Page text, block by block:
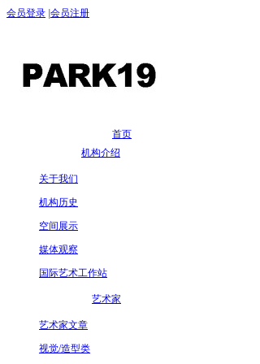
会员登录 会员注册
首页
机构介绍
关于我们
机构历史
空间展示
媒体观察
国际艺术工作站
艺术家
艺术家文章
视觉/造型类